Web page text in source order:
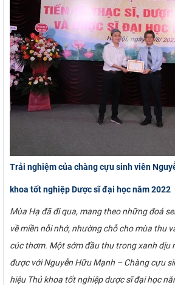
Trải nghiệm của chàng cựu sinh viên
khoa tốt nghiệp Dược sĩ đại học năm 2022
Mùa Hạ đã đi qua, mang theo những đoá
về miền nỗi nhớ, nhường chỗ cho mùa thu
cúc thơm. Một sớm đầu thu trong xanh dịu
được với Nguyễn Hữu Mạnh – Chàng cựu
hiệu Thủ khoa tốt nghiệp dược sĩ đại học